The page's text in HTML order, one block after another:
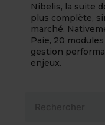
Nibelis, la suite
plus complète,
marché.
Paie, 20
gestion
enjeux.